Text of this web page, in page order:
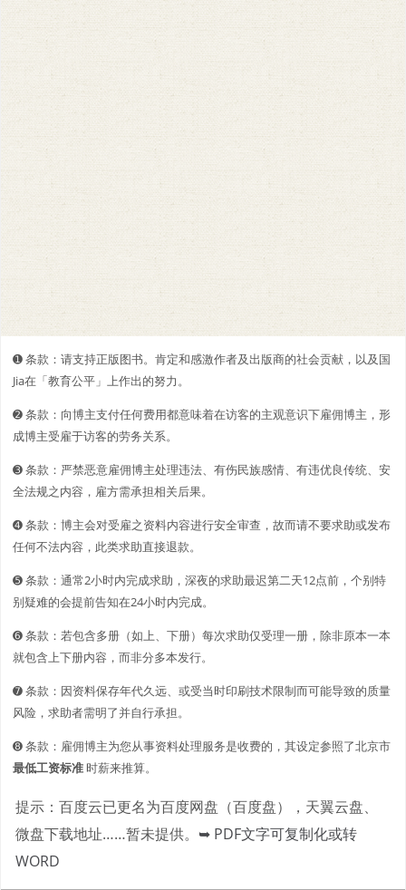
➊️ 条款：请支持正版图书。肯定和感激作者及出版商的社会贡献，以及国
Jia在「教育公平」上作出的努力。
➋️️ 条款：向博主支付任何费用都意味着在访客的主观意识下雇佣博主，形
成博主受雇于访客的劳务关系。
➌ 条款：严禁恶意雇佣博主处理违法、有伤民族感情、有违优良传统、安
全法规之内容，雇方需承担相关后果。
➍ 条款：博主会对受雇之资料内容进行安全审查，故而请不要求助或发布
任何不法内容，此类求助直接退款。
➎ 条款：通常2小时内完成求助，深夜的求助最迟第二天12点前，个别特
别疑难的会提前告知在24小时内完成。
➏ 条款：若包含多册（如上、下册）每次求助仅受理一册，除非原本一本
就包含上下册内容，而非分多本发行。
➐ 条款：因资料保存年代久远、或受当时印刷技术限制而可能导致的质量
风险，求助者需明了并自行承担。
➑ 条款：雇佣博主为您从事资料处理服务是收费的，其设定参照了北京市
最低工资标准时薪来推算。
提示：百度云已更名为百度网盘（百度盘），天翼云盘、
微盘下载地址……暂未提供。 ➥ PDF文字可复制化或转
WORD